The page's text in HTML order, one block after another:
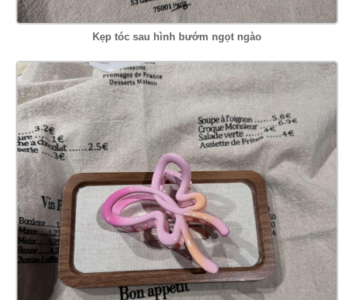
Kẹp tóc sau hình bướm ngọt ngào